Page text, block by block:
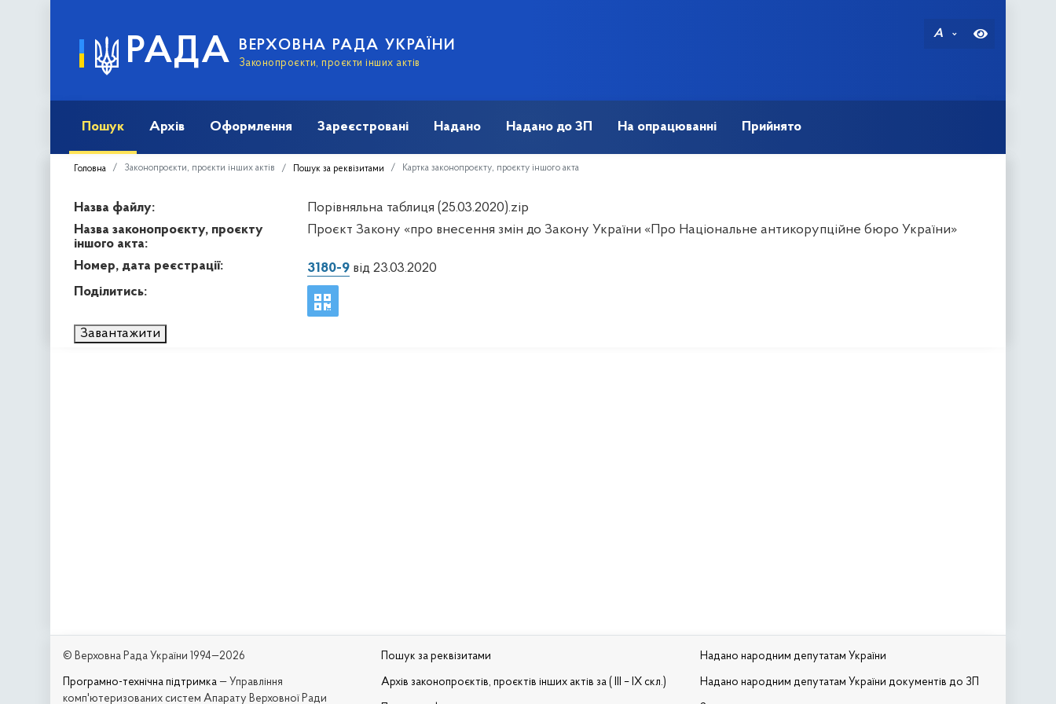
РАДА ВЕРХОВНА РАДА УКРАЇНИ
Законопроєкти, проєкти інших актів
A
Пошук Архів Оформлення Зареєстровані Надано Надано до ЗП На опрацюванні Прийнято
Головна Законопроєкти, проєкти інших актів Пошук за реквізитами Картка законопроєкту, проєкту іншого акта
Назва файлу:
Порівняльна таблиця (25.03.2020).zip
Назва законопроєкту, проєкту
іншого акта:
Проєкт Закону «про внесення змін до Закону України «Про Національне антикорупційне бюро України»
Номер, дата реєстрації: 3180-9від 23.03.2020
Поділитись:
Завантажити
© Верховна Рада України 1994—2026
Програмно-технічна підтримка — Управління
комп'ютеризованих систем Апарату Верховної Ради
Пошук за реквізитами
Архів законопроєктів, проєктів інших актів за ( III – IX скл.)
Надано народним депутатам України
Надано народним депутатам України документів до ЗП